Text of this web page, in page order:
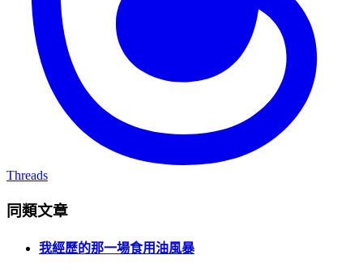
Threads
同類文章
我經歷的那一場食用油風暴